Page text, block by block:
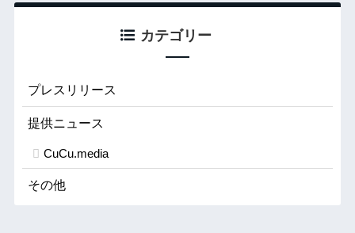
カテゴリー
プレスリリース
提供ニュース
CuCu.media
その他